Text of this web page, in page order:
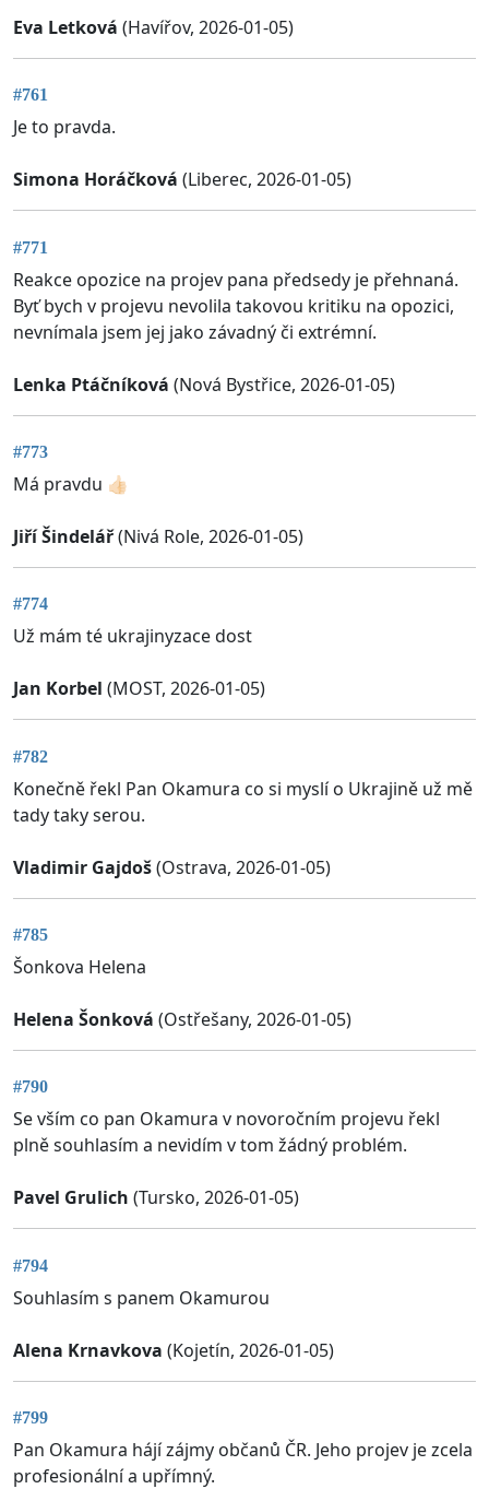
Eva Letková (Havířov, 2026-01-05)
#761
Je to pravda.
Simona Horáčková (Liberec, 2026-01-05)
#771
Reakce opozice na projev pana předsedy je přehnaná.
Byť bych v projevu nevolila takovou kritiku na opozici,
nevnímala jsem jej jako závadný či extrémní.
Lenka Ptáčníková (Nová Bystřice, 2026-01-05)
#773
Má pravdu 👍🏻
Jiří Šindelář(Nivá Role, 2026-01-05)
#774
Už mám té ukrajinyzace dost
Jan Korbel (MOST, 2026-01-05)
#782
Konečně řekl Pan Okamura co si myslí o Ukrajině už mě
tady taky serou.
Vladimir Gajdoš(Ostrava, 2026-01-05)
#785
Šonkova Helena
Helena Šonková (Ostřešany, 2026-01-05)
#790
Se vším co pan Okamura v novoročním projevu řekl
plně souhlasím a nevidím v tom žádný problém.
Pavel Grulich (Tursko, 2026-01-05)
#794
Souhlasím s panem Okamurou
Alena Krnavkova (Kojetín, 2026-01-05)
#799
Pan Okamura hájí zájmy občanů ČR. Jeho projev je zcela
profesionální a upřímný.